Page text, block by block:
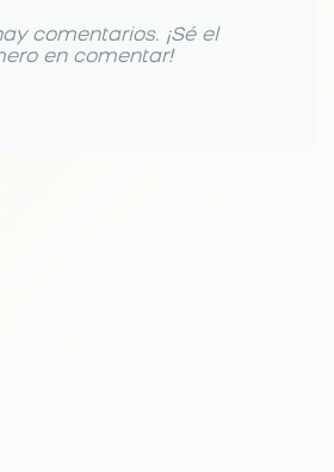
comentarios. ¡Sé el
en comentar!